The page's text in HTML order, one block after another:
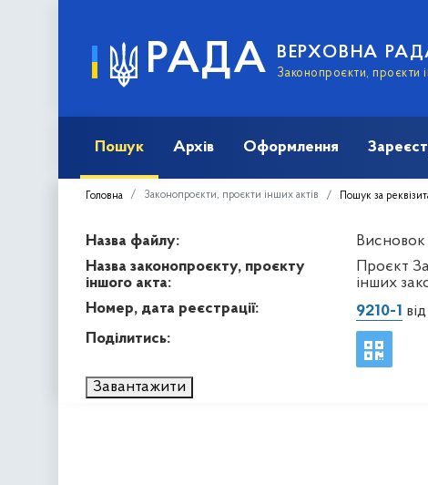
РАДА ВЕРХОВНА
Законопроєкти, проєкти
Пошук Архів Оформлення
Головна Законопроєкти, проєкти інших актів Пошук за
Назва файлу:
Назва законопроєкту, проєкту
іншого акта:
Проєкт
інших
Номер, дата реєстрації:
9210-1
Поділитись:
Завантажити